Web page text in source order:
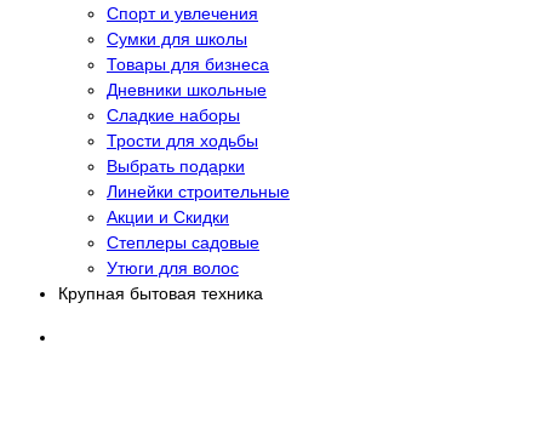
Спорт и увлечения
Сумки для школы
Товары для бизнеса
Дневники школьные
Сладкие наборы
Трости для ходьбы
Выбрать подарки
Линейки строительные
Акции и Скидки
Степлеры садовые
Утюги для волос
Крупная бытовая техника